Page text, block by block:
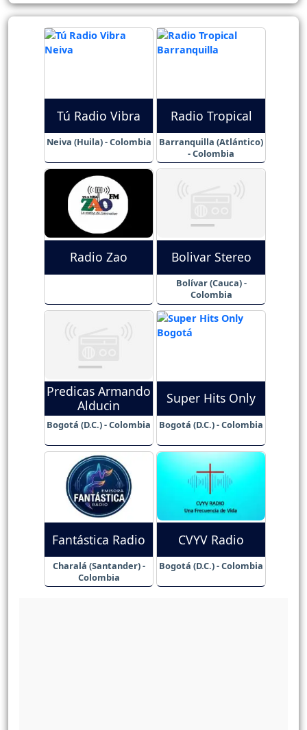
Tú Radio Vibra
Neiva (Huila) - Colombia
Radio Tropical
Barranquilla (Atlántico)
- Colombia
Radio Zao Bolivar Stereo
Bolívar (Cauca) -
Colombia
Predicas Armando
Alducin
Bogotá (D.C.) - Colombia
Super Hits Only
Bogotá (D.C.) - Colombia
Fantástica Radio
Charalá (Santander) -
Colombia
CVYV Radio
Bogotá (D.C.) - Colombia